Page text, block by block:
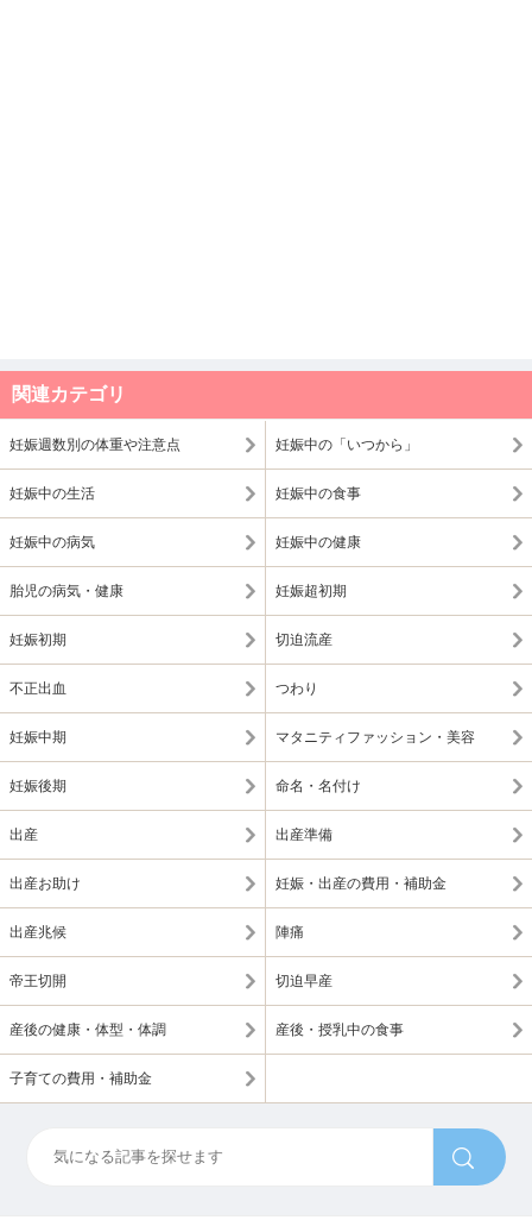
関連カテゴリ
妊娠週数別の体重や注意点 妊娠中の「いつから」
妊娠中の生活 妊娠中の食事
妊娠中の病気 妊娠中の健康
胎児の病気・健康 妊娠超初期
妊娠初期 切迫流産
不正出血 つわり
妊娠中期 マタニティファッション・美容
妊娠後期 命名・名付け
出産 出産準備
出産お助け 妊娠・出産の費用・補助金
出産兆候 陣痛
帝王切開 切迫早産
産後の健康・体型・体調 産後・授乳中の食事
子育ての費用・補助金